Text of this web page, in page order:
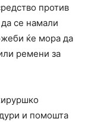
против
се намали
ќе мора да
ремени за
и помошта